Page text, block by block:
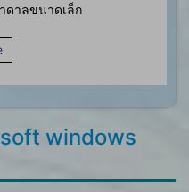
ดาลขนาดเล็ก
windows